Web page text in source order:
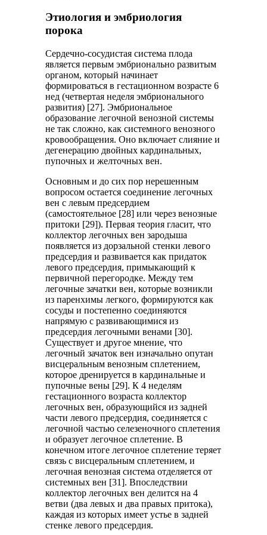
Этиология и эмбриология
порока
Сердечно-сосудистая система плода
является первым эмбрионально развитым
органом, который начинает
формироваться в гестационном возрасте 6
нед (четвертая неделя эмбрионального
развития) [27]. Эмбриональное
образование легочной венозной системы
не так сложно, как системного венозного
кровообращения. Оно включает слияние и
дегенерацию двойных кардинальных,
пупочных и желточных вен.
Основным и до сих пор нерешенным
вопросом остается соединение легочных
вен с левым предсердием
(самостоятельное [28] или через венозные
притоки [29]). Первая теория гласит, что
коллектор легочных вен зародыша
появляется из дорзальной стенки левого
предсердия и развивается как придаток
левого предсердия, примыкающий к
первичной перегородке. Между тем
легочные зачатки вен, которые возникли
из паренхимы легкого, формируются как
сосуды и постепенно соединяются
напрямую с развивающимися из
предсердия легочными венами [30].
Существует и другое мнение, что
легочный зачаток вен изначально опутан
висцеральным венозным сплетением,
которое дренируется в кардинальные и
пупочные вены [29]. К 4 неделям
гестационного возраста коллектор
легочных вен, образующийся из задней
части левого предсердия, соединяется с
легочной частью селезеночного сплетения
и образует легочное сплетение. В
конечном итоге легочное сплетение теряет
связь с висцеральным сплетением, и
легочная венозная система отделяется от
системных вен [31]. Впоследствии
коллектор легочных вен делится на 4
ветви (два левых и два правых притока),
каждая из которых имеет устье в задней
стенке левого предсердия.